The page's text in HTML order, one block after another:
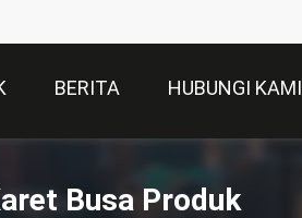
BERITA HUBUNGI KAMI
Busa Produk